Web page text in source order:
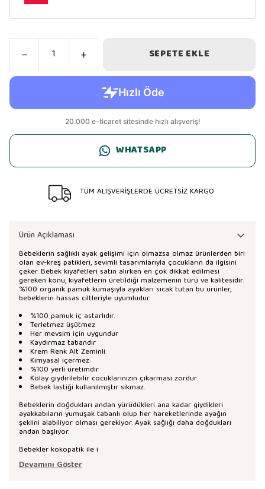
SEPETE EKLE
WHATSAPP
TÜM ALIŞVERİŞLERDE ÜCRETSİZ KARGO
Ürün Açıklaması
Bebeklerin sağlıklı ayak gelişimi için olmazsa olmaz ürünlerden biri
olan ev-kreş patikleri, sevimli tasarımlarıyla çocukların da ilgisini
çeker. Bebek kıyafetleri satın alırken en çok dikkat edilmesi
gereken konu, kıyafetlerin üretildiği malzemenin türü ve kalitesidir.
%100 organik pamuk kumaşıyla ayakları sıcak tutan bu ürünler,
bebeklerin hassas ciltleriyle uyumludur.
%100 pamuk iç astarlıdır.
Terletmez üşütmez
Her mevsim için uygundur
Kaydırmaz tabandır
Krem Renk Alt Zeminli
Kimyasal içermez
%100 yerli üretimdir
Kolay giydirilebilir cocuklarınızın çıkarması zordur.
Bebek lastiği kullanılmıştır sıkmaz.
Bebeklerin doğdukları andan yürüdükleri ana kadar giydikleri
ayakkabıların yumuşak tabanlı olup her hareketlerinde ayağın
şeklini alabiliyor olması gerekiyor. Ayak sağlığı daha doğdukları
andan başlıyor.
Bebekler kokopatik ile i
Devamını Göster